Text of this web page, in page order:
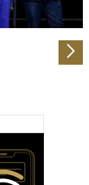
zu Ihrer
für
mit
bereitgestellt